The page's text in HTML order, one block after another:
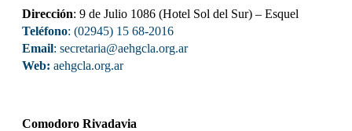
Dirección: 9 de Julio 1086 (Hotel Sol del Sur) – Esquel
Teléfono: (02945) 15 68-2016
Email: secretaria@aehgcla.org.ar
Web: aehgcla.org.ar
Comodoro Rivadavia